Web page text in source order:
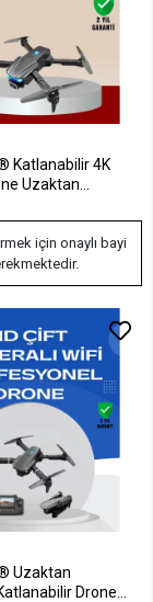
Katlanabilir 4K
Uzaktan
Drone
için onaylı bayi
Uzaktan
Drone